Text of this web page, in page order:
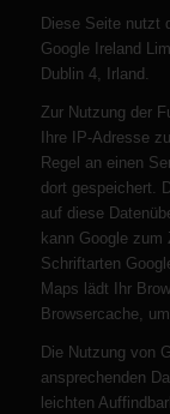
Diese Seite nutzt
Google Ireland
Dublin 4, Irland.
Zur Nutzung der
Ihre IP-Adresse
Regel an einen
dort gespeichert.
auf diese
kann Google zum
Schriftarten
Maps lädt Ihr
Browsercache,
Die Nutzung von
ansprechenden
leichten